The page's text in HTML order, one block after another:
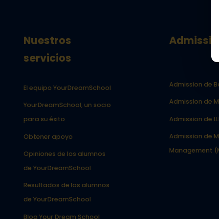
Nuestros
servicios
El equipo YourDreamSchool
YourDreamSchool, un socio
para su éxito
Obtener apoyo
Opiniones de los alumnos
de YourDreamSchool
Resultados de los alumnos
de YourDreamSchool
Blog Your Dream School
Admission de
Admission de
Admission de
Admission de
Management